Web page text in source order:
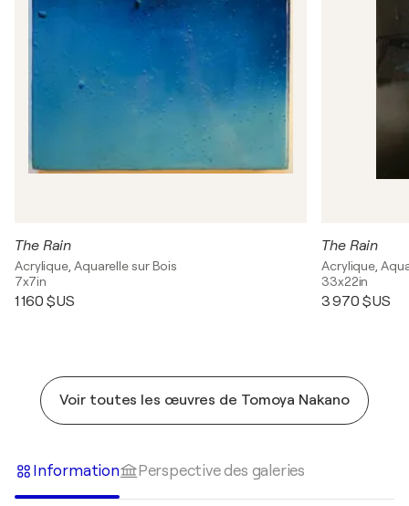
The Rain
Acrylique, Aquarelle sur Bois
7x7in
1 160 $US
The Rain
Acrylique,
33x22in
3 970 $US
Voir toutes les œuvres de Tomoya Nakano
Information Perspective des galeries